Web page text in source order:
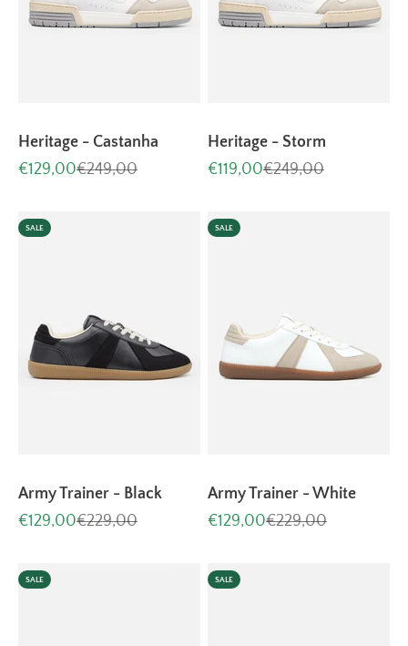
Heritage - Castanha
Aanbiedingsprijs
€129,00Normale prijs
€249,00
Heritage - Storm
Aanbiedingsprijs
€119,00Normale prijs
€249,00
SALE
Army Trainer - Black
Aanbiedingsprijs
€129,00Normale prijs
€229,00
SALE
Army Trainer - White
Aanbiedingsprijs
€129,00Normale prijs
€229,00
SALE SALE